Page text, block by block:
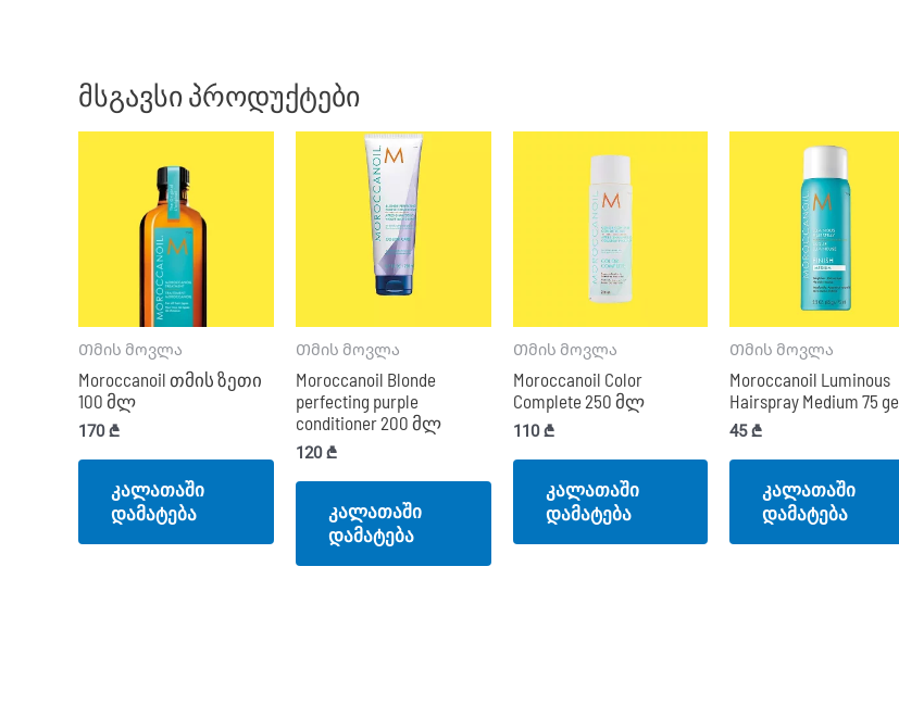
მსგავსი პროდუქტები
Თმის მოვლა
Moroccanoil თმის ზეთი
100 მლ
170₾
კალათაში
დამატება
Თმის მოვლა
Moroccanoil Blonde
perfecting purple
conditioner 200 მლ
120₾
კალათაში
დამატება
Თმის მოვლა
Moroccanoil Color
Complete 250 მლ
110₾
კალათაში
დამატება
Თმის მოვლა
Moroccanoil Luminous
Hairspray Medium 75 ge
45₾
კალათაში
დამატება